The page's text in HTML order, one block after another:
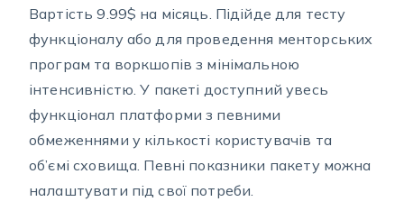
Вартість 9.99$ на місяць. Підійде для тесту
функціоналу або для проведення менторських
програм та воркшопів з мінімальною
інтенсивністю. У пакеті доступний увесь
функціонал платформи з певними
обмеженнями у кількості користувачів та
об’ємі сховища. Певні показники пакету можна
налаштувати під свої потреби.